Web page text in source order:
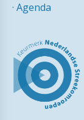
· Agenda